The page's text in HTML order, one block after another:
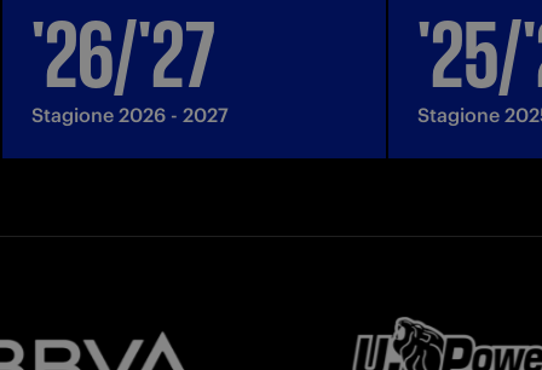
'26/'27
Stagione 2026 - 2027
'25/
Stagione